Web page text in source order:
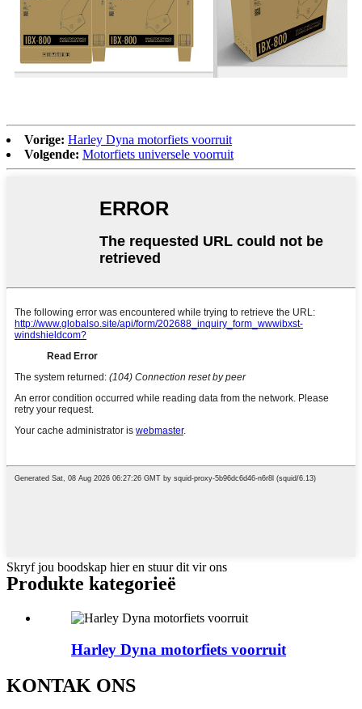
Vorige: Harley Dyna motorfiets voorruit
Volgende: Motorfiets universele voorruit
Skryf jou boodskap hier en stuur dit vir ons
Produkte kategorieë
Harley Dyna motorfiets voorruit
KONTAK ONS